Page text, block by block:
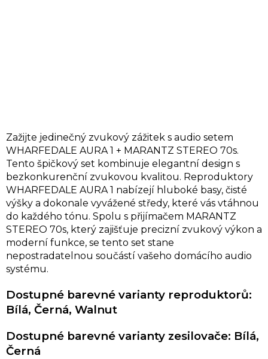
Zažijte jedinečný zvukový zážitek s audio setem
WHARFEDALE AURA 1 + MARANTZ STEREO 70s.
Tento špičkový set kombinuje elegantní design s
bezkonkurenční zvukovou kvalitou. Reproduktory
WHARFEDALE AURA 1 nabízejí hluboké basy, čisté
výšky a dokonale vyvážené středy, které vás vtáhnou
do každého tónu. Spolu s přijímačem MARANTZ
STEREO 70s, který zajišťuje precizní zvukový výkon a
moderní funkce, se tento set stane
nepostradatelnou součástí vašeho domácího audio
systému.
Dostupné barevné varianty reproduktorů:
Bílá, Černá, Walnut
Dostupné barevné varianty zesilovače: Bílá,
Černá